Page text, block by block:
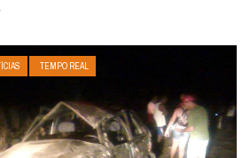
TEMPO REAL